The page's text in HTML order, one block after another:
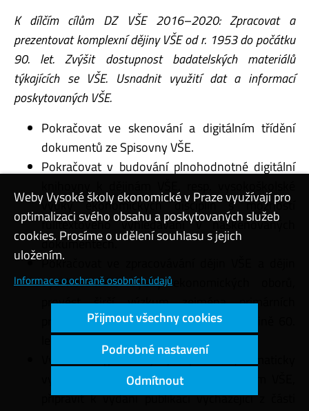
K dílčím cílům DZ VŠE 2016–2020: Zpracovat a
prezentovat komplexní dějiny VŠE od r. 1953do počátku
90. let. Zvýšit dostupnost badatelských materiálů
týkajících se VŠE. Usnadnit využití dat a informací
poskytovaných VŠE.
Pokračovat ve skenování a digitálním třídění
dokumentů ze Spisovny VŠE.
Pokračovat v budování plnohodnotné digitální
výuky ekonomických disciplín s možností
fulltextového vyhledávání v naskenovaných
dokumentech.
Pokračovat ve zpracovávání dějin VŠE a dějin
vysokoškolské výuky ekonomických oborů,
provést širší výzkum zejména primárních
pramenů k dějinám VŠE ve druhé polovině 60.
let 20. století.
Vydat v anglickém jazyce publikaci, tematicky
vycházející z části prvního dílu k dějinám VŠE,
připravit k vydání publikaci vycházející z části
Weby Vysoké školy ekonomické v Praze využívají pro
optimalizaci svého obsahu a poskytovaných služeb
cookies. Prosíme o udělení souhlasu s jejich
uložením.
Informace o ochraně osobních údajů
Přijmout všechny cookies
Podrobné nastavení
Odmítnout